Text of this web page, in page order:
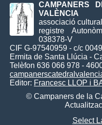
CAMPANERS
VALÈNCIA
associació
registre
038378-V
CIF G-97540959 - c/c
Ermita de Santa Llúcia -
Telèfon 636 066 978 -
Editor: Francesc LLOP i
© Campaners de la
Select